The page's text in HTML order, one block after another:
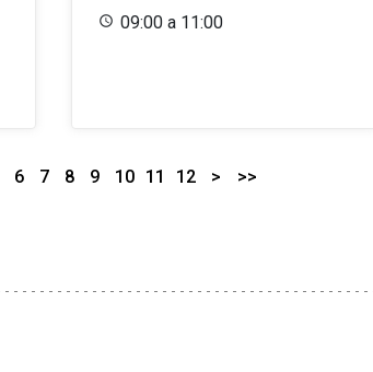
09:00 a 11:00
6 7 8 9 10 11 12 > >>